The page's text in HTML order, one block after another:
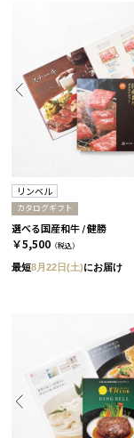
リンベル
カタログギフト
選べる国産和牛 / 健勝
￥5,500 （税込）
最短8月22日(土)にお届け